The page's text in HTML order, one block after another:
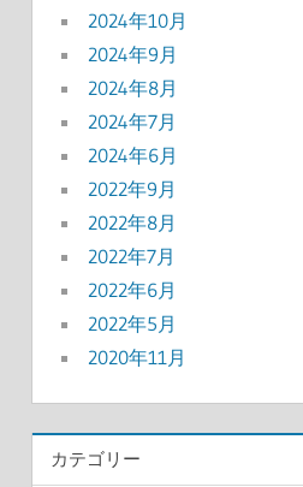
2024年10月
2024年9月
2024年8月
2024年7月
2024年6月
2022年9月
2022年8月
2022年7月
2022年6月
2022年5月
2020年11月
カテゴリー